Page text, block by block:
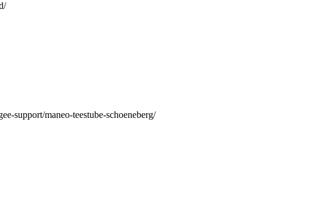
support/maneo-teestube-schoeneberg/